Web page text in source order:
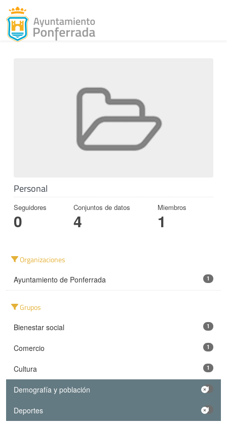
Personal
Seguidores
0
Conjuntos de datos
4
Miembros
1
Organizaciones
Ayuntamiento de Ponferrada 1
Grupos
Bienestar social 1
Comercio 1
Cultura 1
Demografía y población 1
Deportes 1